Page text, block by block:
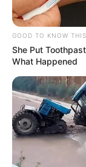
Dorado Tarde
12 Octubre 2023
5808
Motilón Tarde
12 Octubre 2023
1952
Caribeña Día
12 Octubre 2023
1742
GOOD TO KNOW THIS
She Put
What Happened